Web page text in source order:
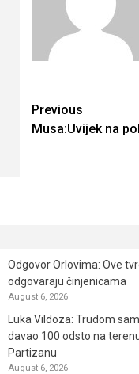
Continue
Reading
Previous
Musa:Uvijek na
Odgovor Orlovima: ​Ove
odgovaraju činjenicama
August 6, 2026
Luka Vildoza: Trudom
davao 100 odsto na
Partizanu
August 6, 2026